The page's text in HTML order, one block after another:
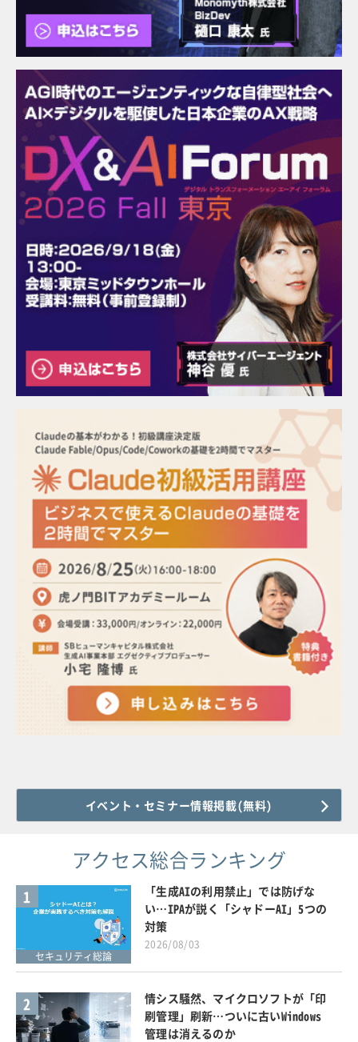
イベント・セミナー情報掲載(無料)
アクセス総合ランキング
1
セキュリティ総論
「生成AIの利用禁止」では防げな
い…IPAが説く「シャドーAI」5つの
対策
2026/08/03
2
情シス騒然、マイクロソフトが「印
刷管理」刷新…ついに古いWindows
管理は消えるのか